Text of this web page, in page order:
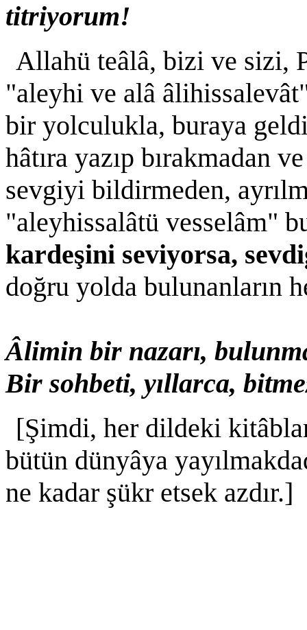
titriyorum!
Allahü teâlâ, bizi ve sizi,
"aleyhi ve alâ
bir yolculukla, buraya
hâtıra yazıp bırakmadan
sevgiyi bildirmeden,
"aleyhissalâtü vesselâm"
kardeşini seviyorsa,
doğru yolda bulunanların
Âlimin bir nazarı,
Bir sohbeti, yıllarca,
[Şimdi, her dildeki
bütün dünyâya
ne kadar şükr etsek azdır.]